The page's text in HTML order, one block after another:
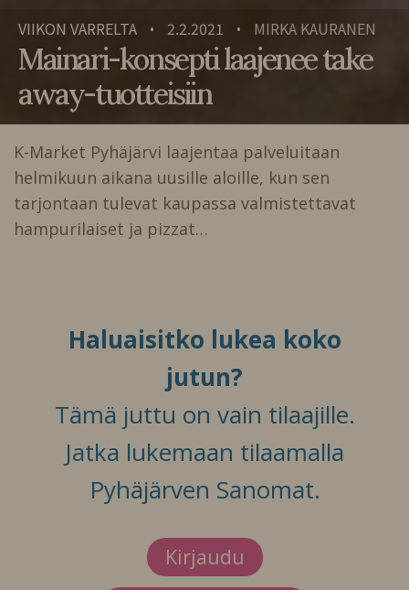
VIIKON VARRELTA • 2.2.2021 • MIRKA KAURANEN
Mainari-konsepti laajenee take
away-tuotteisiin
K-Market Pyhäjärvi laajentaa palveluitaan
helmikuun aikana uusille aloille, kun sen
tarjontaan tulevat kaupassa valmistettavat
hampurilaiset ja pizzat…
Haluaisitko lukea koko
jutun?
Tämä juttu on vain tilaajille.
Jatka lukemaan tilaamalla
Pyhäjärven Sanomat.
Kirjaudu